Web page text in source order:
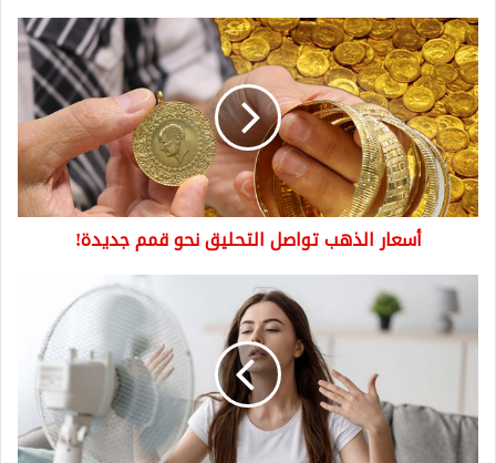
أسعار
الذهب
تواصل
التحليق
نحو
قمم
جديدة!
أسعار الذهب تواصل التحليق نحو قمم جديدة!
تحذّير:
المراوح
تنفع